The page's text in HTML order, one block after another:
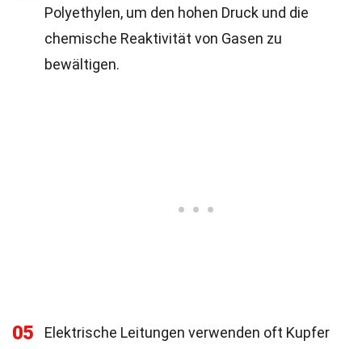
Polyethylen, um den hohen Druck und die
chemische Reaktivität von Gasen zu
bewältigen.
05
Elektrische Leitungen verwenden oft Kupfer